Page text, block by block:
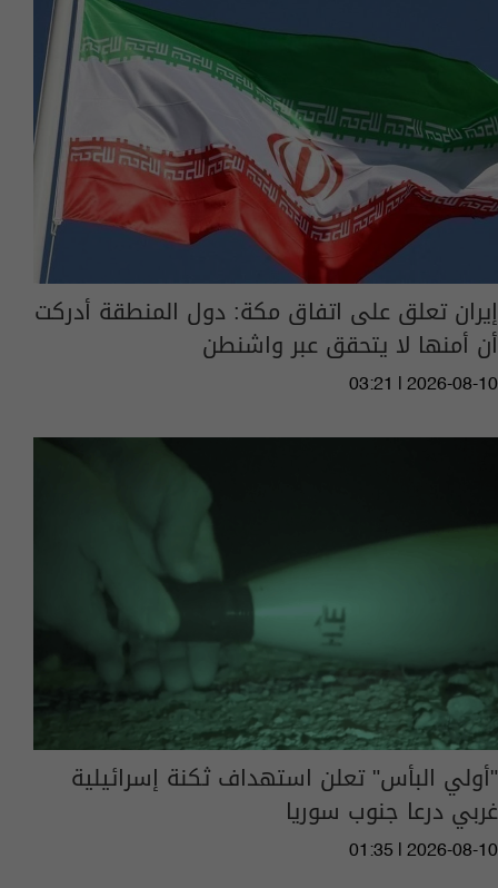
إيران تعلق على اتفاق مكة: دول المنطقة أدركت
أن أمنها لا يتحقق عبر واشنطن
03:21 | 2026-08-10
"أولي البأس" تعلن استهداف ثكنة إسرائيلية
غربي درعا جنوب سوريا
01:35 | 2026-08-10